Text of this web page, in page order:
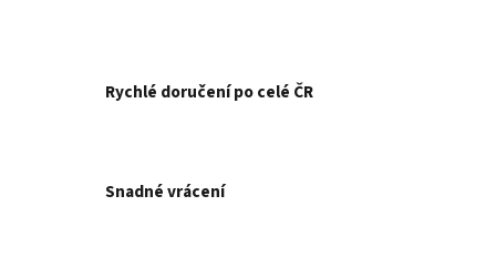
Rychlé doručení po celé ČR
Snadné vrácení